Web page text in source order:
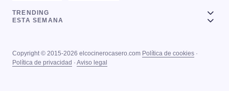
TRENDING
ESTA SEMANA
Copyright © 2015-2026 elcocinerocasero.com Política de cookies ·
Política de privacidad · Aviso legal